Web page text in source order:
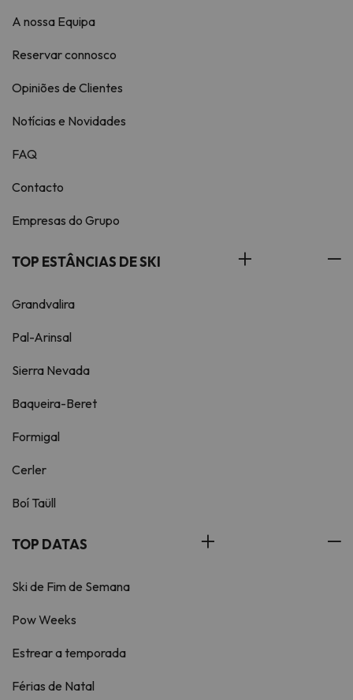
A nossa Equipa
Reservar connosco
Opiniões de Clientes
Notícias e Novidades
FAQ
Contacto
Empresas do Grupo
TOP ESTÂNCIAS DE SKI
Grandvalira
Pal-Arinsal
Sierra Nevada
Baqueira-Beret
Formigal
Cerler
Boí Taüll
TOP DATAS
Ski de Fim de Semana
Pow Weeks
Estrear a temporada
Férias de Natal